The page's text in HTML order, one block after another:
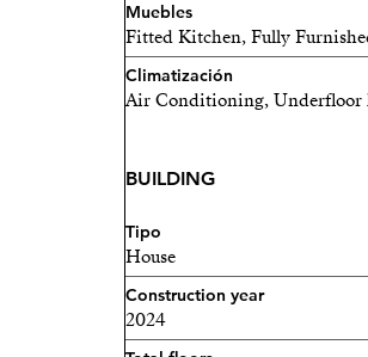
Muebles
Fitted Kitchen, Fully
Climatización
Air Conditioning, Underfloor
BUILDING
Tipo
House
Construction year
2024